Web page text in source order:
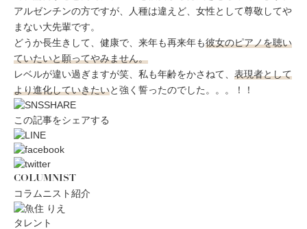
アルゼンチンの方ですが、人種は違えど、女性として尊敬してや
まない大先輩です。
どうか長生きして、健康で、来年も再来年も彼女のピアノを聴い
ていたいと願ってやみません。
レベルが違い過ぎますが笑、私も年齢をかさねて、 表現者として
より進化していきたいと強く誓ったのでした。。。！！
この記事をシェアする
COLUMNIST
コラムニスト紹介
タレント